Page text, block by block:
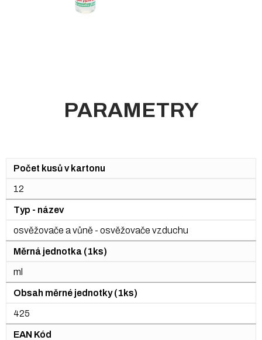
PARAMETRY
Počet kusů v kartonu
12
Typ - název
osvěžovače a vůně - osvěžovače vzduchu
Měrná jednotka (1ks)
ml
Obsah měrné jednotky (1ks)
425
EAN Kód